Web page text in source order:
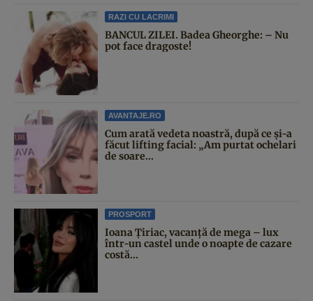
RAZI CU LACRIMI
BANCUL ZILEI. Badea Gheorghe: – Nu
pot face dragoste!
AVANTAJE.RO
Cum arată vedeta noastră, după ce și-a
făcut lifting facial: „Am purtat ochelari
de soare...
PROSPORT
Ioana Țiriac, vacanță de mega – lux
într-un castel unde o noapte de cazare
costă...